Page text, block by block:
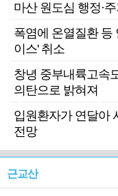
마산 원도심 행정·
폭염에 온열질환 등
이스' 취소
창녕 중부내륙고속
의탄으로 밝혀져
입원환자가 연달아
전망
근교산